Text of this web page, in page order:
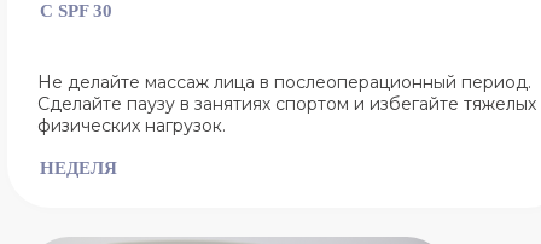
С SPF30
Не делайте массаж лица в послеоперационный период.
Сделайте паузу в занятиях спортом и избегайте тяжелых
физических нагрузок.
НЕДЕЛЯ